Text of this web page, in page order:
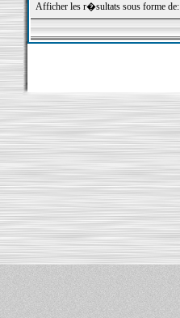
Afficher les r�sultats sous forme de: